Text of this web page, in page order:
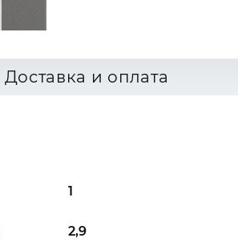
Доставка и оплата
1
2,9